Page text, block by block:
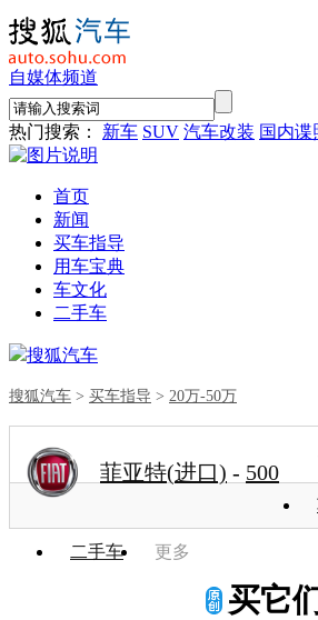
自媒体频道
热门搜索： 新车 SUV 汽车改装 国内谍
首页
新闻
买车指导
用车宝典
车文化
二手车
搜狐汽车
搜狐汽车 > 买车指导 > 20万-50万
菲亚特(进口) - 500
二手车 更多
买它